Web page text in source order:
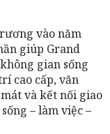
vào năm
giúp Grand
gian sống
cao cấp, văn
và kết nối giao
– làm việc –